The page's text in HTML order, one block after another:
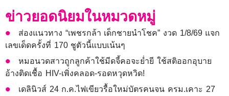
ข่าวยอดนิยมในหมวดหมู่
ส่องแนวทาง “เพชรกล้า เด็กชายนำโชค” งวด 1/8/69 แจก
เลขเด็ดครั้งที่ 170 ชูตัวนี้แบบเน้นๆ
หมอนวดสาวถูกลูกค้าใช้มีดจี้คอจะย่ำยี ใช้สติออกอุบาย
อ้างติดเชื้อ HIV-เพิ่งคลอด-รอดหวุดหวิด!
เดลินิวส์ 24 ก.ค.ไฟเขียวรื้อใหม่บัตรคนจน ครม.เคาะ 27